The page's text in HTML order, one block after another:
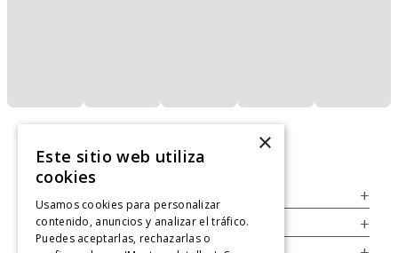
+
Legal +
×
Este sitio web utiliza
cookies
Usamos cookies para personalizar
contenido, anuncios y analizar el tráfico.
Puedes aceptarlas, rechazarlas o